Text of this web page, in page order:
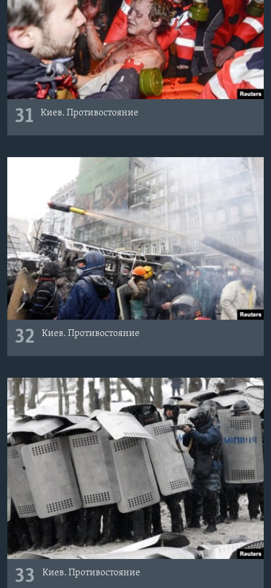
Learning English
СОЦИАЛЬНЫЕ СЕТИ
Языки
31 Киев. Противостояние
32 Киев. Противостояние
33 Киев. Противостояние